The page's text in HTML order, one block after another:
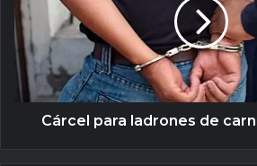
Cárcel para ladrones de